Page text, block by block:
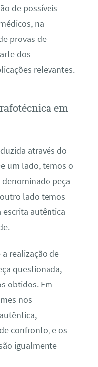
de possíveis
na
provas de
dos
relevantes.
em
através do
um lado, temos o
peça
lado temos
autêntica
realização de
questionada,
obtidos. Em
nos
confronto, e os
igualmente